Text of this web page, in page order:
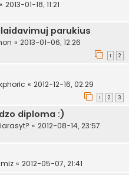
« 2013-01-18, 11:21
parukius
« 2013-01-06, 12:26
1 2
« 2012-12-16, 02:29
1 2 3
diploma :)
« 2012-08-14, 23:57
« 2012-05-07, 21:41